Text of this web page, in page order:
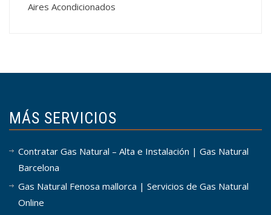
Aires Acondicionados
MÁS SERVICIOS
Contratar Gas Natural – Alta e Instalación | Gas Natural
Barcelona
Gas Natural Fenosa mallorca | Servicios de Gas Natural
Online